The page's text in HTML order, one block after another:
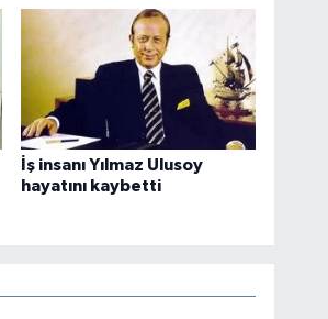
İş insanı Yılmaz Ulusoy
hayatını kaybetti